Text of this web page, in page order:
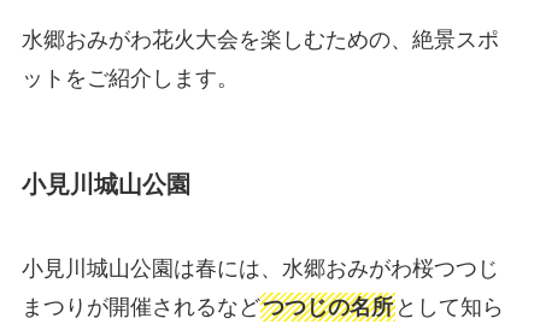
水郷おみがわ花火大会を楽しむための、絶景スポ
ットをご紹介します。
小見川城山公園
小見川城山公園は春には、水郷おみがわ桜つつじ
まつりが開催されるなどつつじの名所として知ら